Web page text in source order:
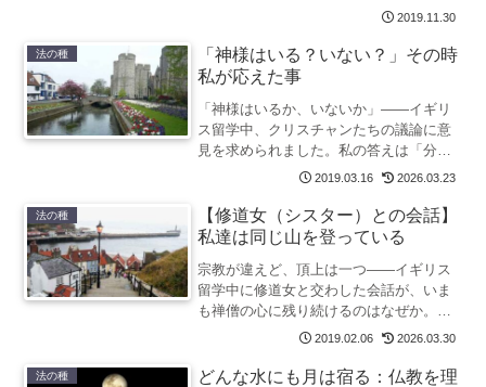
の話というだけではありません。私自身
2019.11.30
法の種
「神様はいる？いない？」その時
私が応えた事
「神様はいるか、いないか」——イギリ
ス留学中、クリスチャンたちの議論に意
見を求められました。私の答えは「分か
らない」。しかしそれは思考の放棄では
分けられないことの意味をたどります。
2019.03.16 2026.03.23
法の種
【修道女（シスター）との会話】
私達は同じ山を登っている
宗教が違えど、頂上は一つ——イギリス
留学中に修道女と交わした会話が、いま
も禅僧の心に残り続けるのはなぜか。入
口の違いと、登るほどに道が重なってい
2019.02.06 2026.03.30
法の種
どんな水にも月は宿る：仏教を理